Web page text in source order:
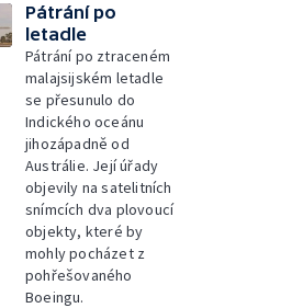
Pátrání po
letadle
Pátrání po ztraceném
malajsijském letadle
se přesunulo do
Indického oceánu
jihozápadně od
Austrálie. Její úřady
objevily na satelitních
snímcích dva plovoucí
objekty, které by
mohly pocházet z
pohřešovaného
Boeingu.